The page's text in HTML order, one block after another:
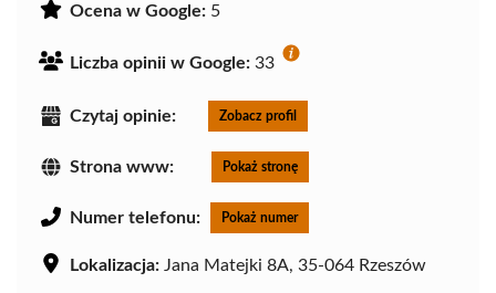
Ocena w Google: 5
Liczba opinii w Google: 33
Czytaj opinie: Zobacz profil
Strona www: Pokaż stronę
Numer telefonu: Pokaż numer
Lokalizacja: Jana Matejki 8A, 35-064 Rzeszów